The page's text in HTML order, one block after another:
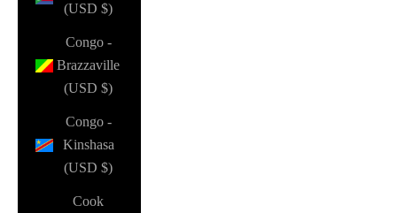
(USD $)
Congo -
Brazzaville
(USD $)
Congo -
Kinshasa
(USD $)
Cook